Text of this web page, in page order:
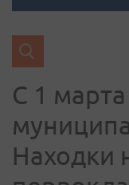
С 1 марта
Находки